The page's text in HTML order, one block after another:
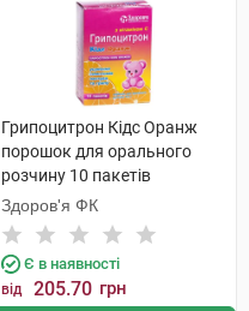
Грипоцитрон Кідс Оранж
порошок для орального
розчину 10 пакетів
Здоров'я ФК
Є в наявності
від 205.70 грн